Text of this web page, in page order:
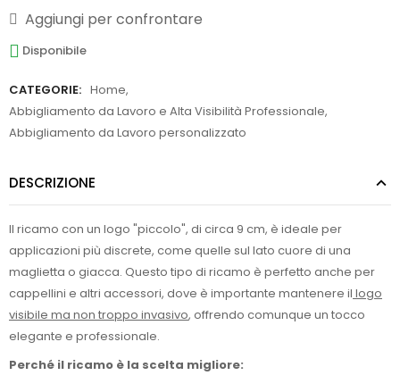
Aggiungi per confrontare
Disponibile
CATEGORIE: Home,
Abbigliamento da Lavoro e Alta Visibilità Professionale,
Abbigliamento da Lavoro personalizzato
DESCRIZIONE
Il ricamo con un logo "piccolo", di circa 9 cm, è ideale per
applicazioni più discrete, come quelle sul lato cuore di una
maglietta o giacca. Questo tipo di ricamo è perfetto anche per
cappellini e altri accessori, dove è importante mantenere il logo
visibile ma non troppo invasivo, offrendo comunque un tocco
elegante e professionale.
Perché il ricamo è la scelta migliore: